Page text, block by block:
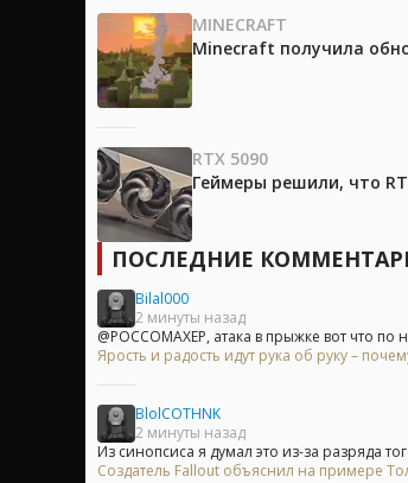
MINECRAFT
Minecraft получила
RTX 5090
Геймеры решили, что
ПОСЛЕДНИЕ
Bilal000
2 минуты назад
@POCCOMAXEP, атака в прыжке вот что
Ярость и радость идут рука об руку –
BlolCOTHNK
2 минуты назад
Из синопсиса я думал это из-за разряда
Создатель Fallout объяснил на примере